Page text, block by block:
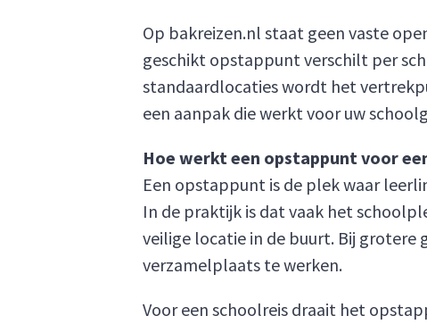
Op bakreizen.nl staat geen vaste
geschikt opstappunt verschilt per
standaardlocaties wordt het
een aanpak die werkt voor uw
Hoe werkt een opstappunt voor
Een opstappunt is de plek waar
In de praktijk is dat vaak het
veilige locatie in de buurt. Bij
verzamelplaats te werken.
Voor een schoolreis draait het